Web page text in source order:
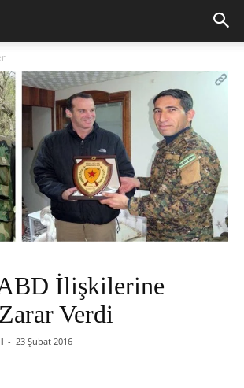
İlişkilerine
Verdi
- 23 Şubat 2016